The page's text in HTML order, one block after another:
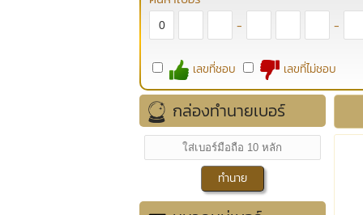
- -
เลขที่ชอบ เลขที่ไม่ชอบ
กล่องทำนายเบอร์